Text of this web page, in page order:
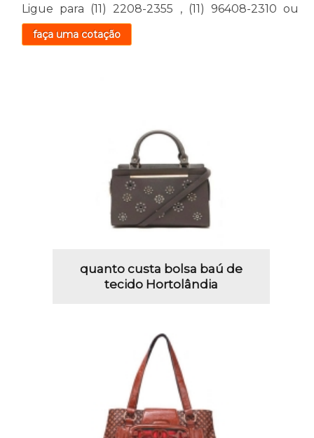
Ligue para (11) 2208-2355 , (11) 96408-2310 ou
faça uma cotação
quanto custa bolsa baú de
tecido Hortolândia